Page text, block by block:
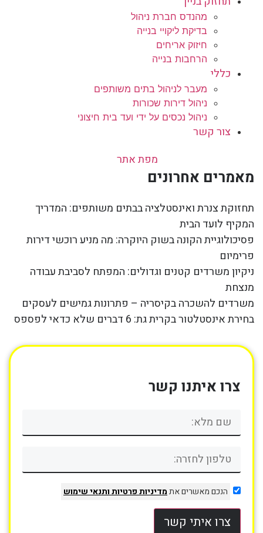
מהנדס חברת ניהול
בדיקת ליקויי בנייה
חיזוק אריחים
הרחבות בנייה
כללי
מעבר לניהול בתים משותפים
ניהול דירות שכורות
ניהול נכסים על ידי ועד בית חיצוני
צור קשר
מפת אתר
מאמרים אחרונים
תחזוקת צנרת ואינסטלציה בבתים משותפים: המדריך
המקיף לועד הבית
פסיכולוגיית הקונה בשוק היוקרה: מה מניע רוכשי דירות
פרימיום
ניקיון משרדים קטנים וגדולים: המפתח לסביבת עבודה
מנצחת
משרדים להשכרה בקיסריה – פתרונות גמישים לעסקים
בחירת אינסטלטור בקרית גת: 6 דברים שלא כדאי לפספס
צרו איתנו קשר
הנכם מאשרים אתמדיניות פרטיותותנאי שימוש
צרו איתי קשר